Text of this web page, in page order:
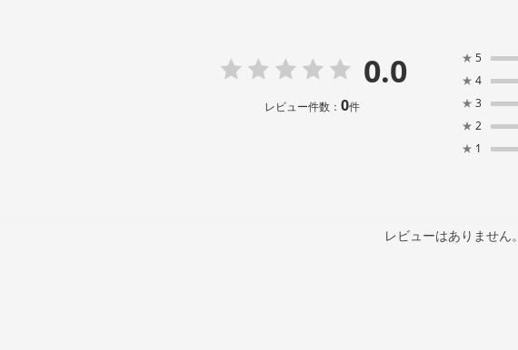
0.0
レビュー件数： 0件
★ 5
★ 4
★ 3
★ 2
★ 1
レビューはありません。